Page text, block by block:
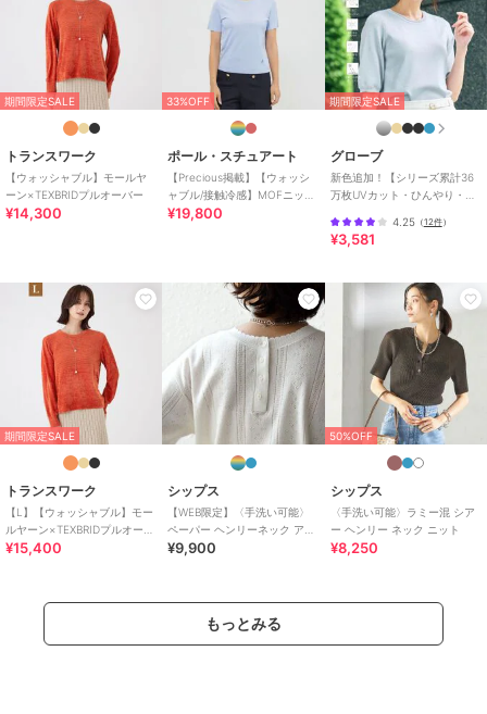
ンリーネック・キーネック /レギ
ュラー丈(トップス)
原産国
期間限定SALE
トランスワーク
【ウォッシャブル】モールヤ
ーン×TEXBRIDプルオーバー
¥14,300
33%OFF
ポール・スチュアート
【Precious掲載】【ウォッシ
ャブル/接触冷感】MOFニット
Ｔシャツ
¥19,800
期間限定SALE
グローブ
新色追加！【シリーズ累計36
万枚UVカット・ひんやり・洗
チ 五分袖ニット
4.25（12件）
¥3,581
期間限定SALE
トランスワーク
【L】【ウォッシャブル】モー
ルヤーン×TEXBRIDプルオーバ
ー
¥15,400
シップス
【WEB限定】〈手洗い可能〉
ペーパー ヘンリーネック アイ
レット ニット
¥9,900
50%OFF
シップス
〈手洗い可能〉ラミー混 シア
ー ヘンリー ネック ニット
¥8,250
もっとみる